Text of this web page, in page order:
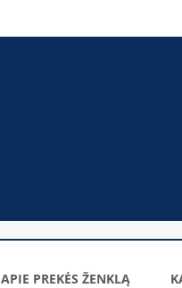
APIE PREKĖS ŽENKLĄ